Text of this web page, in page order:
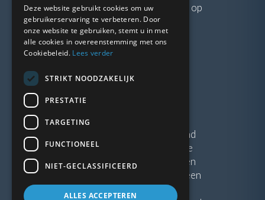
Neem gerustcontactmet ons op
LINKS
Blogs
Algemene voorwaarden
Kunststof Kozijnen Friesland
Kunststof kozijnen Drenthe
Kunststof Kozijnen Drachten
Kunststof Kozijnen Hoogeveen
Deze website gebruikt cookies om uw
gebruikerservaring te verbeteren. Door
onze website te gebruiken, stemt u in met
alle cookies in overeenstemming met ons
Cookiebeleid. Lees verder
STRIKT NOODZAKELIJK
PRESTATIE
TARGETING
FUNCTIONEEL
NIET-GECLASSIFICEERD
ALLES ACCEPTEREN